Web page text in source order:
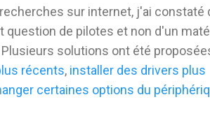
sur internet, j'ai constaté
de pilotes et non d'un
solutions ont été
récents, installer des drivers plus
certaines options du